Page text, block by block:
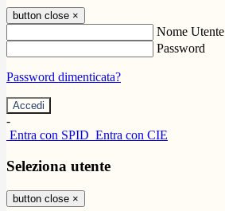
button close ×
Nome Utente
Password
Password dimenticata?
-
Entra con SPID Entra con CIE
Seleziona utente
button close ×